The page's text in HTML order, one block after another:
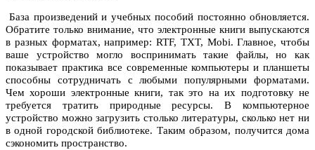
База произведений и учебных пособий постоянно обновляется.
Обратите только внимание, что электронные книги выпускаются
в разных форматах, например: RTF, TXT, Mobi. Главное, чтобы
ваше устройство могло воспринимать такие файлы, но как
показывает практика все современные компьютеры и планшеты
способны сотрудничать с любыми популярными форматами.
Чем хороши электронные книги, так это на их подготовку не
требуется тратить природные ресурсы. В компьютерное
устройство можно загрузить столько литературы, сколько нет ни
в одной городской библиотеке. Таким образом, получится дома
сэкономить пространство.